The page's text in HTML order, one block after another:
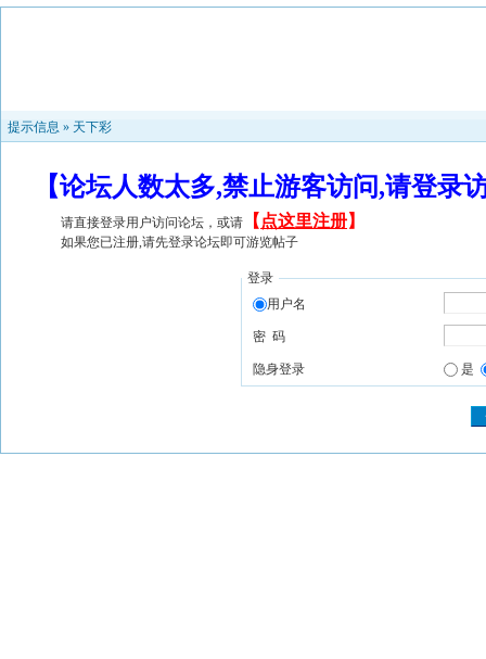
提示信息 » 天下彩
【论坛人数太多,禁止游客访问,请登
请直接登录用户访问论坛，或请 【 点这里注册】
如果您已注册,请先登录论坛即可游览帖子
登录
用户名
密 码
隐身登录 是